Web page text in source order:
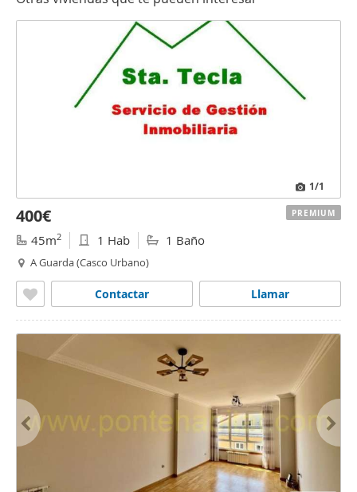
1/1
400€
45m2 1 Hab 1 Baño
A Guarda (Casco Urbano)
Llamar
Contactar
PREMIUM